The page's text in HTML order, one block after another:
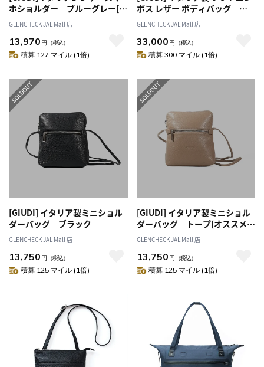
ホショルダー ブルーグレー[オ
ススメ対象]
GLENCHECK JAL Mall 店
13,970 円 （税込）
積算 127 マイル (1倍)
ボス レザー ボディバッグ ブ
ラック[オススメ対象]
GLENCHECK JAL Mall 店
33,000 円 （税込）
積算 300 マイル (1倍)
[GIUDI] イタリア製ミニショル
ダーバッグ ブラック
GLENCHECK JAL Mall 店
13,750 円 （税込）
積算 125 マイル (1倍)
[GIUDI] イタリア製ミニショル
ダーバッグ トープ[オススメ対
象]
GLENCHECK JAL Mall 店
13,750 円 （税込）
積算 125 マイル (1倍)